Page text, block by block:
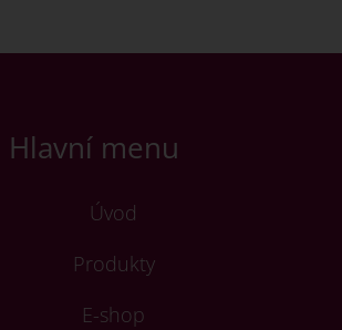
Hlavní menu
Úvod
Produkty
E-shop